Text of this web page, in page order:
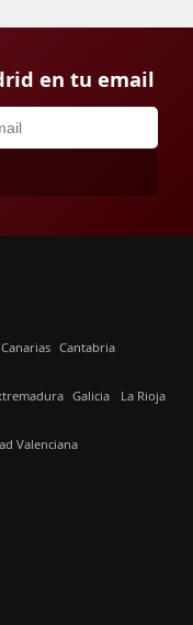
en tu email
Canarias Cantabria
Galicia La Rioja
Valenciana